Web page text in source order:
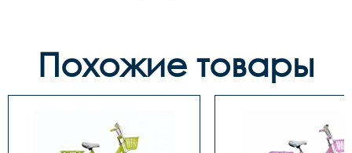
Похожие товары